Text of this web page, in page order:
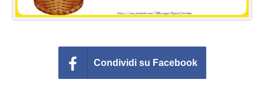
Condividi su Facebook